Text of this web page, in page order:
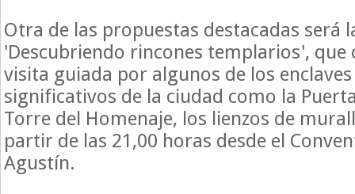
Otra de las propuestas destacadas será
'Descubriendo rincones templarios', que
visita guiada por algunos de los
significativos de la ciudad como la
Torre del Homenaje, los lienzos de
partir de las 21,00 horas desde el
Agustín.